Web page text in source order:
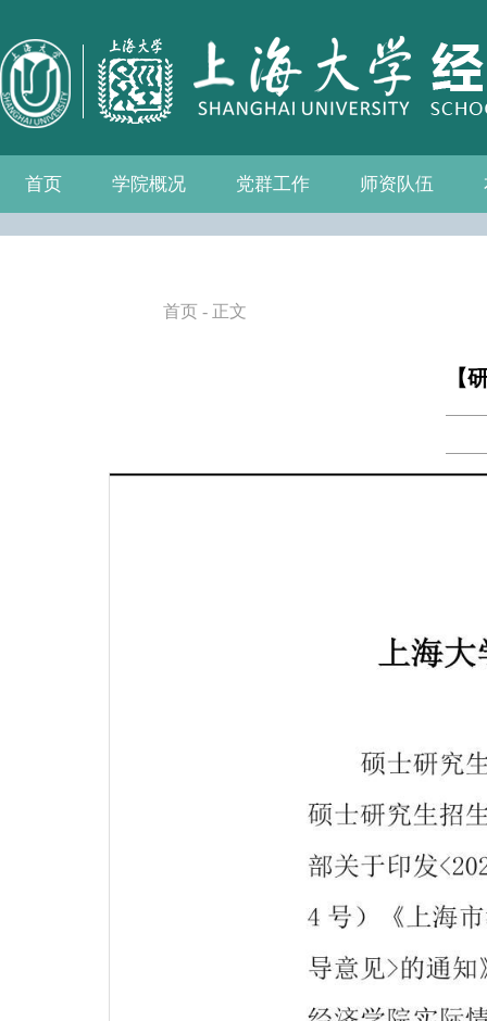
首页 学院概况
学院介绍 学院简介
发展历程
历任院长
现任领导
组织机构
学院愿景
党群工作
党务公开
党的建设
群众团体 工会
青联会
妇委会
退管会
学院制度
师资队伍
教师名录
人事专栏
招聘信息
博士后流动站
首页 - 正文
【